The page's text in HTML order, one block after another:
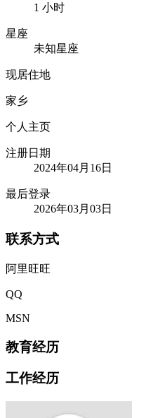
1 小时
星座
未知星座
现居住地
家乡
个人主页
注册日期
2024年04月16日
最后登录
2026年03月03日
联系方式
阿里旺旺
QQ
MSN
教育经历
工作经历